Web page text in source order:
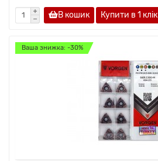
В кошик Купити в 1 клiк
Ваша знижка: -30%